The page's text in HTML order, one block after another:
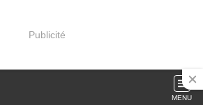
Publicité
MENU